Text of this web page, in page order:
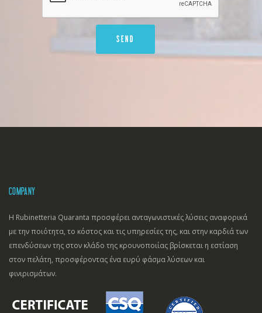
COMPANY
Η Rubinetteria Quaranta προσφέρει ανταγωνιστικές λύσεις αναφορικά
με την ποιότητα, το κόστος και τις υπηρεσίες της, και στην καρδιά των
επενδύσεων της στον κλάδο της κρουνοποιίας βρίσκεται η εστίαση
στον πελάτη, προσφέροντας ένα ευρύ φάσμα λύσεων και
φινιρισμάτων.